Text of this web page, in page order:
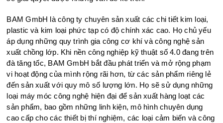
BAM GmbH là công ty chuyên sản xuất các chi tiết kim loại,
plastic và kim loại phức tạp có độ chính xác cao. Họ chủ yếu
áp dụng những quy trình gia công cơ khí và công nghệ sản
xuất chồng lớp. Khi nền công nghiệp kỹ thuật số 4.0 đang trên
đà tăng tốc, BAM GmbH bắt đầu phát triển và mở rộng phạm
vi hoạt động của mình rộng rãi hơn, từ các sản phẩm riêng lẻ
đến sản xuất với quy mô số lượng lớn. Họ sẽ sử dụng những
loại máy móc công nghệ hiện đại để sản xuất hàng loạt các
sản phẩm, bao gồm những linh kiện, mô hình chuyên dụng
cao cấp cho các thiết bị thí nghiệm, các loại cảm biến và công